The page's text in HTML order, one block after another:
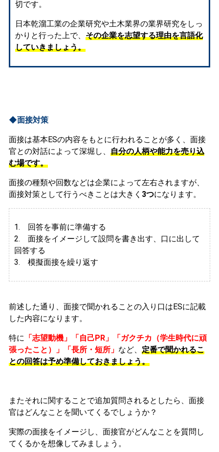
切です。
日本乾溜工業の企業研究や土木業界の業界研究をしっ
かりと行った上で、 その企業を志望する理由を言語化
していきましょう。
◆面接対策
面接は基本ESの内容をもとに行われることが多く、面接
官との対話によって深堀し、 自分の人柄や能力を売り込
む場です。
面接の種類や回数などは企業によって左右されますが、
面接対策として行うべきことは大きく 3つになります。
1. 回答を事前に準備する
2. 面接をイメージして設問を書き出す、口に出して
回答する
3. 模擬面接を繰り返す
前述した通り、面接で聞かれることの入り口はESに記載
した内容になります。
特に 「志望動機」「自己PR」「ガクチカ（学生時代に頑
張ったこと）」「長所・短所」 など、 定番で聞かれるこ
との回答は予め準備しておきましょう。
またそれに関することで追加質問されるとしたら、面接
官はどんなことを聞いてくるでしょうか？
実際の面接をイメージし、面接官がどんなことを質問し
てくるかを想像してみましょう。